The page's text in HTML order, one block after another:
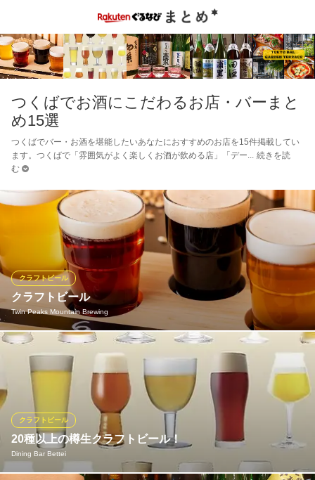
つくばでお酒にこだわるお店・バーまと
め15選
つくばでバー・お酒を堪能したいあなたにおすすめのお店を15件掲載してい
ます。つくばで「雰囲気がよく楽しくお酒が飲める店」「デー
続きを読
む
クラフトビール
Twin Peaks Mountain Brewing
クラフトビール
ツインピークスのクラフトビールは、ドイツクラフトビールだけ
でなく、イギリスのエールやアメリカンスタイルのIPAなどの他の
種類のビールも醸造しています。様々な国のビールをお食事とと
もにお楽しみ頂けます。
Twin Peaks Mountain Brewing
つくば×クラフトビール
つくばエクスプレスつくば駅 徒歩8分
茨城県つくば市東新井18-8
20種以上の樽生クラフトビール！
Dining Bar Bettei
クラフトビール